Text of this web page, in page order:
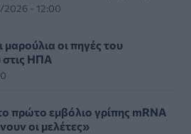
- 12:00
μαρούλια οι πηγές του
στις ΗΠΑ
πρώτο εμβόλιο γρίπης mRNA
οι μελέτες»